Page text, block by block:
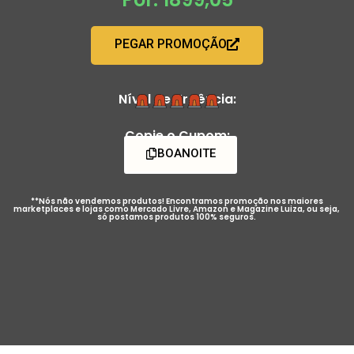
PEGAR PROMOÇÃO
Nível de Urgência:
Copie o Cupom:
BOANOITE
**Nós não vendemos produtos! Encontramos promoção nos maiores
marketplaces e lojas como Mercado Livre, Amazon e Magazine Luiza, ou seja,
só postamos produtos 100% seguros.